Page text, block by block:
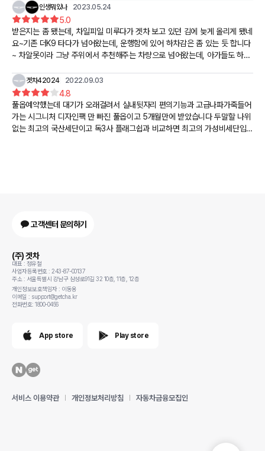
벤츠센터 다녀왔는데 워런티 남았는데 SCR(요소수계통)쪽 부품이 없다고....
전국이 아닌 전세계에 그 부품이 없다고ㅋㅋㅋ또 기다리래요ㅋㅋ1~2달 걸린
다구요 약450키로 운행후 시동불가 문구 뜨는데 정비완료후 매각하는게 맞다
고 생각이 들어서 처분을 아직 못했습니다ㅠㅠ 매각전 까지는 키링에 차키를
세개 달고 다니겠습니다ㅋㅋ 에어서스 .후륜조향.다른 기타 옵션들도추가 생각
체로키L로 다니는데...금액을 더 올려 옵션을 풍부하게 타기에는 조심스러웠네
요...는 개뿔 ㅠ 총알이 부족했습니닼ㅋㅋㅋㅋ 실 구매가는 조건차.재고차가 아
니라 납기 들어간 차량으로 재구매 할인.외제차보유자 할인.캐쉬백.지구공8월
할인.계약해지자 할인등 합치니까 300만원이 빠지더라구요ㅎㅎ그래서 실 구
매가는 1억2백 으로 가성비 출고 했습니다
인생뭐있나 2023.05.24
5.0
받은지는 좀 됐는데, 차일피일 미루다가 겟차 보고 있던 김에 늦게 올리게 됐네
요~기존 더K9 타다가 넘어왔는데, 운행함에 있어 하차감은 좀 있는 듯 합니다
~ 차알못이라 그냥 주위에서 추천해주는 차량으로 넘어왔는데, 아가들도 하차
려고 하네요~^^ 보통 거래처 방문이나 라운딩 나갈 때나 타고 다니고, 그 외에
는 박아두고 있습니다~ 와이프 보고 타고 다니라고 하니, 자기 차는 따로 알아
본다고... ㅡㅡ;;
겟차42024 2022.09.03
4.8
풀옵예약했는데 대기가 오래걸려서 실내뒷자리 편의기능과 고급나파가죽들어
가는 시그니처 디자인팩 만 빠진 풀옵이고 5개월만에 받았습니다 두말할 나위
없는 최고의 국산세단이고 독3사 플래그쉽과 비교하면 최고의 가성비세단입니
고객센터 문의하기
(주) 겟차
대표 : 정유철
사업자등록번호 : 243-87-00137
주소 : 서울특별시 강남구 삼성로91길 32 10층, 11층, 12층
개인정보보호책임자 : 이동용
이메일 : support@getcha.kr
전화번호: 1800-0456
App store Play store
서비스 이용약관 개인정보처리방침 자동차금융모집인